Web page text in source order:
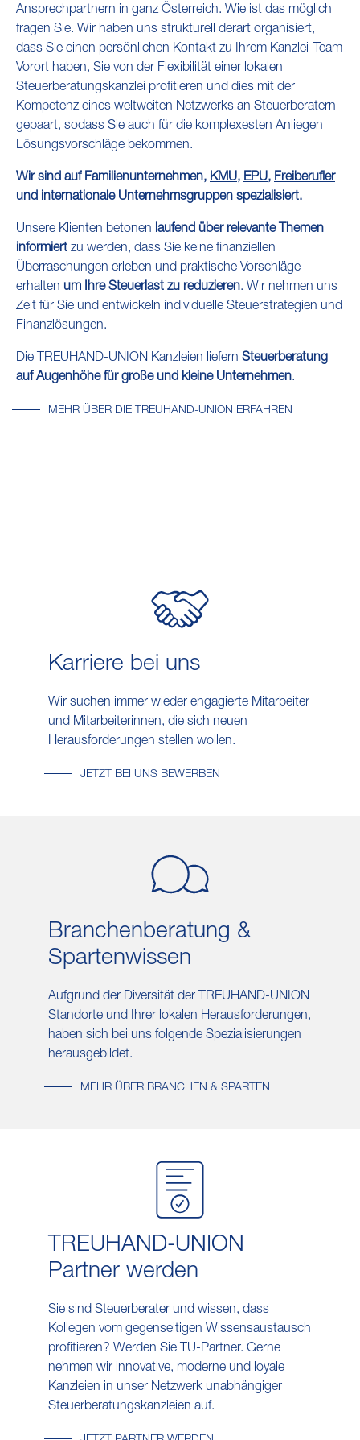
Ansprechpartnern in ganz Österreich. Wie ist das möglich
fragen Sie. Wir haben uns strukturell derart organisiert,
dass Sie einen persönlichen Kontakt zu Ihrem Kanzlei-Team
Vorort haben, Sie von der Flexibilität einer lokalen
Steuerberatungskanzlei profitieren und dies mit der
Kompetenz eines weltweiten Netzwerks an Steuerberatern
gepaart, sodass Sie auch für die komplexesten Anliegen
Lösungsvorschläge bekommen.
Wir sind auf Familienunternehmen, KMU, EPU, Freiberufler
und internationale Unternehmsgruppen spezialisiert.
Unsere Klienten betonen laufend über relevante Themen
informiert zu werden, dass Sie keine finanziellen
Überraschungen erleben und praktische Vorschläge
erhalten um Ihre Steuerlast zu reduzieren. Wir nehmen uns
Zeit für Sie und entwickeln individuelle Steuerstrategien und
Finanzlösungen.
Die TREUHAND-UNION Kanzleien liefern Steuerberatung
auf Augenhöhe für große und kleine Unternehmen.
MEHR ÜBER DIE TREUHAND-UNION ERFAHREN
Karriere bei uns
Wir suchen immer wieder engagierte Mitarbeiter
und Mitarbeiterinnen, die sich neuen
Herausforderungen stellen wollen.
Branchen​beratung &
Sparten​wissen
Aufgrund der Diversität der TREUHAND-UNION
Standorte und Ihrer lokalen Herausforderungen,
haben sich bei uns folgende Spezialisierungen
herausgebildet.
TREUHAND-UNION
Partner werden
Sie sind Steuerberater und wissen, dass
Kollegen vom gegenseitigen Wissensaustausch
profitieren? Werden Sie TU-Partner. Gerne
nehmen wir innovative, moderne und loyale
Kanzleien in unser Netzwerk unabhängiger
Steuerberatungskanzleien auf.
JETZT BEI UNS BEWERBEN
MEHR ÜBER BRANCHEN & SPARTEN